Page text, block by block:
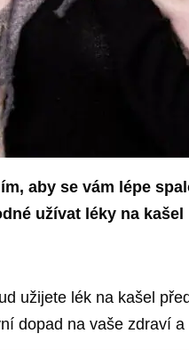
aby se vám lépe
užívat léky na kašel
užijete lék na kašel
dopad na vaše zdraví a